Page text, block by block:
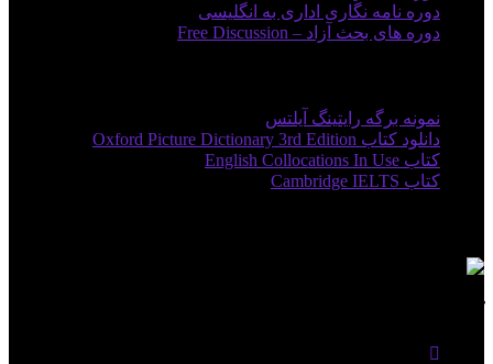
دوره نامه نگاری اداری به انگلیسی
دوره های بحث آزاد – Free Discussion
نمونه برگه رایتینگ آیلتس
دانلود کتاب Oxford Picture Dictionary 3rd Edition
کتاب English Collocations In Use
کتاب Cambridge IELTS